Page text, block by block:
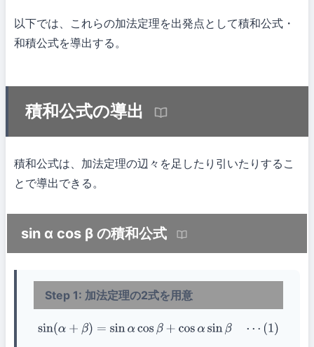
以下では、これらの加法定理を出発点として積和公式・
和積公式を導出する。
積和公式の導出
積和公式は、加法定理の辺々を足したり引いたりするこ
とで導出できる。
sin α cos β の積和公式
Step 1: 加法定理の2式を用意
sin( α+ β)=sinαcosβ +cosα sinβ⋯(1